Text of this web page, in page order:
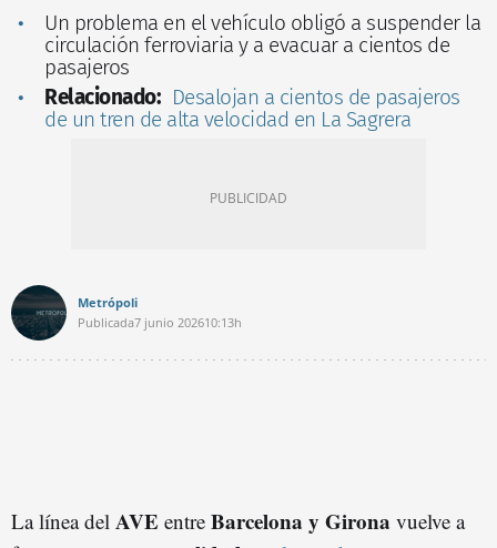
Un problema en el vehículo obligó a suspender la
circulación ferroviaria y a evacuar a cientos de
pasajeros
Relacionado: Desalojan a cientos de pasajeros
de un tren de alta velocidad en La Sagrera
Metrópoli
Publicada7 junio 202610:13h
La línea del AVE entre Barcelona y Girona vuelve a